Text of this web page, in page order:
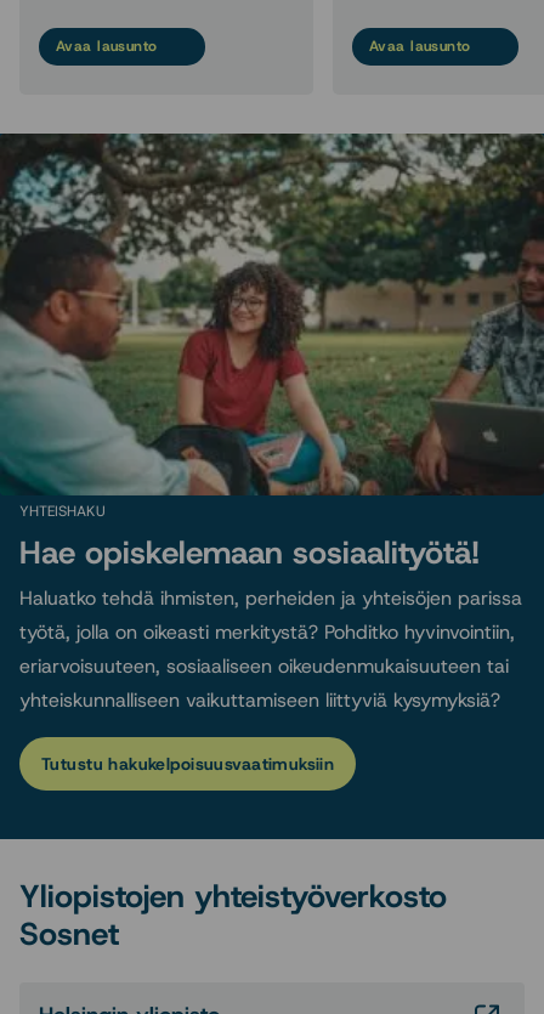
Avaa lausunto Avaa lausunto
YHTEISHAKU
Hae opiskelemaan sosiaalityötä!
Haluatko tehdä ihmisten, perheiden ja yhteisöjen parissa
työtä, jolla on oikeasti merkitystä? Pohditko hyvinvointiin,
eriarvoisuuteen, sosiaaliseen oikeudenmukaisuuteen tai
yhteiskunnalliseen vaikuttamiseen liittyviä kysymyksiä?
Tutustu hakukelpoisuusvaatimuksiin
Yliopistojen yhteistyöverkosto
Sosnet